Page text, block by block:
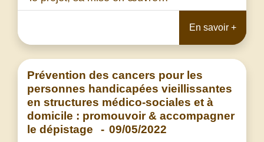
En savoir +
Prévention des cancers pour les
personnes handicapées vieillissantes
en structures médico-sociales et à
domicile : promouvoir & accompagner
le dépistage
- 09/05/2022